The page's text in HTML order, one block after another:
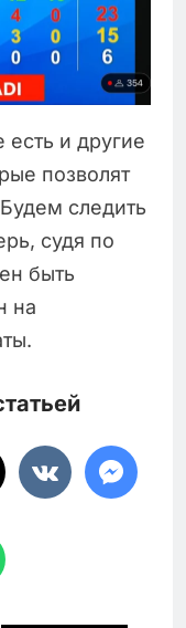
и другие
позволят
следить
судя по
быть
на